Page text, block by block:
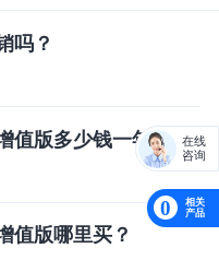
吗？
值版多少钱一年？
值版哪里买？
0 相关
产品
在线
咨询